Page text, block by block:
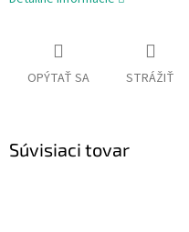
OPÝTAŤ SA STRÁŽIŤ
Súvisiaci tovar